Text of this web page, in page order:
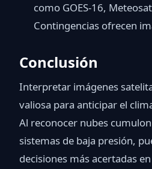
como GOES-16,
Contingencias ofrecen
Conclusión
Interpretar imágenes
valiosa para anticipar el
Al reconocer nubes
sistemas de baja presión,
decisiones más acertadas